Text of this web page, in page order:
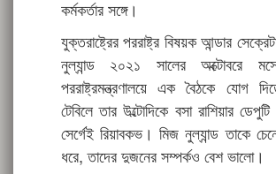
কর্মকর্তার সঙ্গে।
যুক্তরাষ্ট্রের পররাষ্ট্র বিষয়ক আন্ডার
নুল্যান্ড ২০২১ সালের অক্টোবরে
পররাষ্ট্রমন্ত্রণালয়ে এক বৈঠকে যোগ
টেবিলে তার উল্টোদিকে বসা রাশিয়ার ডেপুটি
সের্গেই রিয়াবকভ। মিজ নুল্যান্ড তাকে
ধরে, তাদের দুজনের সম্পর্কও বেশ ভালো।